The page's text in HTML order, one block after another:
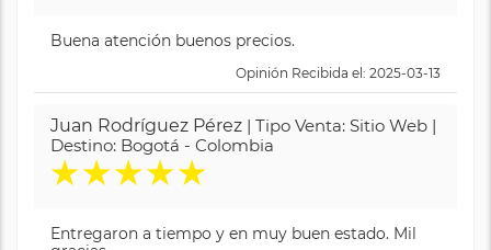
Buena atención buenos precios.
Opinión Recibida el: 2025-03-13
Juan Rodríguez Pérez | Tipo Venta: Sitio Web |
Destino: Bogotá - Colombia
★★★★★
Entregaron a tiempo y en muy buen estado. Mil